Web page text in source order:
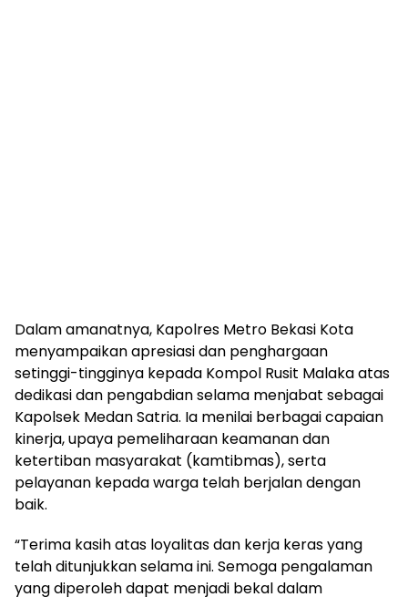
Dalam amanatnya, Kapolres Metro Bekasi Kota
menyampaikan apresiasi dan penghargaan
setinggi-tingginya kepada Kompol Rusit Malaka atas
dedikasi dan pengabdian selama menjabat sebagai
Kapolsek Medan Satria. Ia menilai berbagai capaian
kinerja, upaya pemeliharaan keamanan dan
ketertiban masyarakat (kamtibmas), serta
pelayanan kepada warga telah berjalan dengan
baik.
“Terima kasih atas loyalitas dan kerja keras yang
telah ditunjukkan selama ini. Semoga pengalaman
yang diperoleh dapat menjadi bekal dalam